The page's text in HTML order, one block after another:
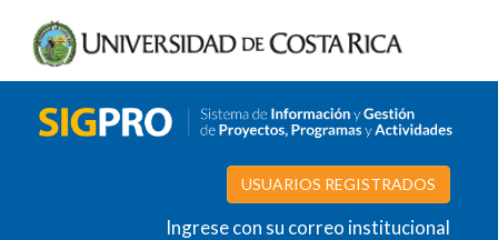
USUARIOS REGISTRADOS
Ingrese con su correo institucional